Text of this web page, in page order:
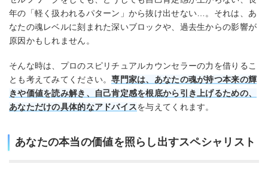
年の「軽く扱われるパターン」から抜け出せない…。それは、あ
なたの魂レベルに刻まれた深いブロックや、過去生からの影響が
原因かもしれません。
そんな時は、プロのスピリチュアルカウンセラーの力を借りるこ
とも考えてみてください。専門家は、あなたの魂が持つ本来の輝
きや価値を読み解き、自己肯定感を根底から引き上げるための、
あなただけの具体的なアドバイスを与えてくれます。
あなたの本当の価値を照らし出すスペシャリスト